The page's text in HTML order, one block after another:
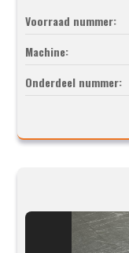
Voorraad nummer:
Machine:
Onderdeel nummer: